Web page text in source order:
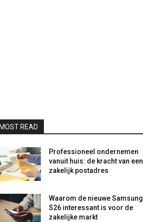
MOST READ
Professioneel ondernemen
vanuit huis: de kracht van een
zakelijk postadres
Waarom de nieuwe Samsung
S26 interessant is voor de
zakelijke markt